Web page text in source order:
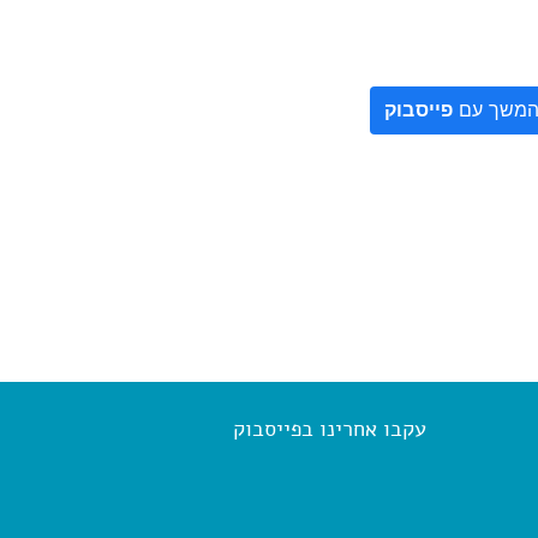
המשך עם פייסבוק
עקבו אחרינו בפייסבוק